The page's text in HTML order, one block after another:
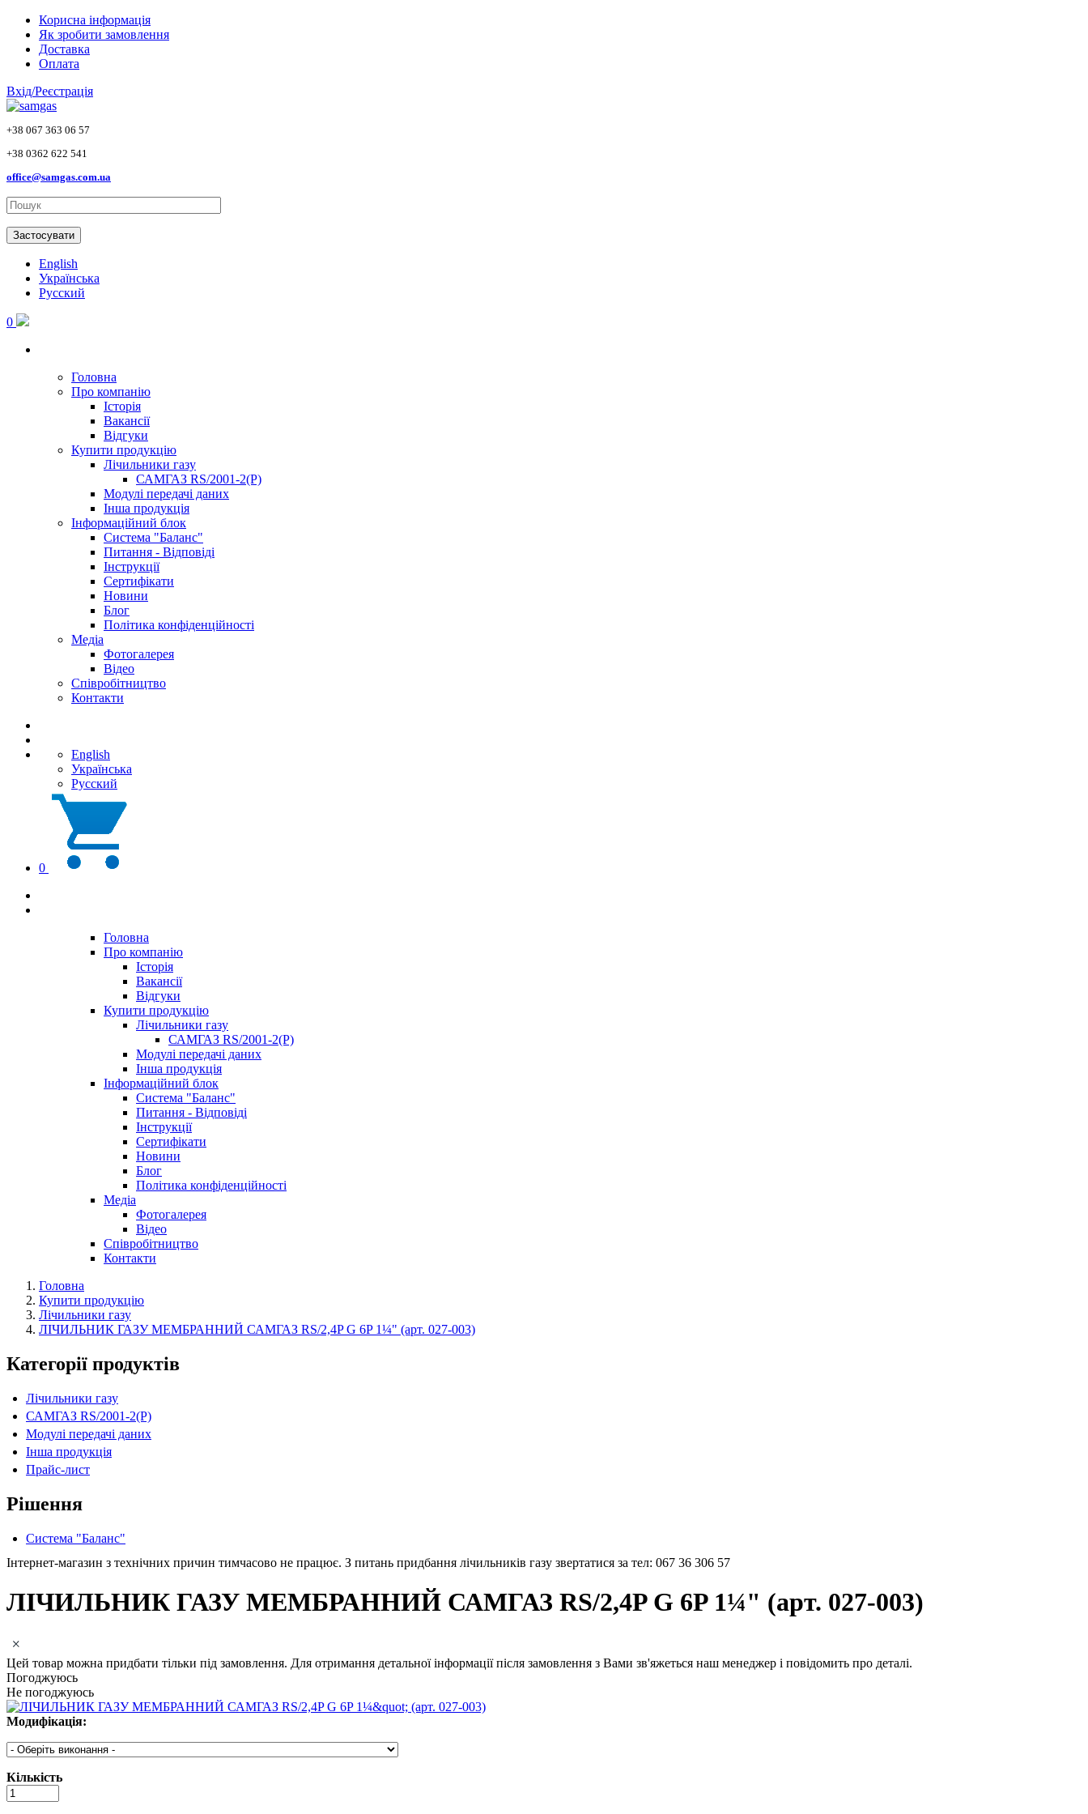
Skip to main content
Корисна інформація
Як зробити замовлення
Доставка
Оплата
Вхід/Реєстрація
+38 067 363 06 57
+38 0362 622 541
office@samgas.com.ua
Застосувати
English
Українська
Русский
0
Головна
Про компанію
Історія
Вакансії
Відгуки
Купити продукцію
Лічильники газу
САМГАЗ RS/2001-2(Р)
Модулі передачі даних
Інша продукція
Інформаційний блок
Система "Баланс"
Питання - Відповіді
Інструкції
Сертифікати
Новини
Блог
Політика конфіденційності
Медіа
Фотогалерея
Відео
Співробітництво
Контакти
English
Українська
Русский
0
Головна
Про компанію
Історія
Вакансії
Відгуки
Купити продукцію
Лічильники газу
САМГАЗ RS/2001-2(Р)
Модулі передачі даних
Інша продукція
Інформаційний блок
Система "Баланс"
Питання - Відповіді
Інструкції
Сертифікати
Новини
Блог
Політика конфіденційності
Медіа
Фотогалерея
Відео
Співробітництво
Контакти
Головна
Купити продукцію
Лічильники газу
ЛІЧИЛЬНИК ГАЗУ МЕМБРАННИЙ САМГАЗ RS/2,4P G 6P 1¼" (арт. 027-003)
Категорії продуктів
Лічильники газу
САМГАЗ RS/2001-2(Р)
Модулі передачі даних
Інша продукція
Прайс-лист
Рішення
Система "Баланс"
Інтернет-магазин з технічних причин тимчасово не працює. З питань придбання лічильників газу звертатися за тел: 067 36 306 57
ЛІЧИЛЬНИК ГАЗУ МЕМБРАННИЙ САМГАЗ RS/2,4P G 6P 1¼" (арт. 027-003)
Цей товар можна придбати тільки під замовлення. Для отримання детальної інформації після замовлення з Вами зв'яжеться наш менеджер і повідомить про деталі.
Погоджуюсь
Не погоджуюсь
Модифікація:
Кількість